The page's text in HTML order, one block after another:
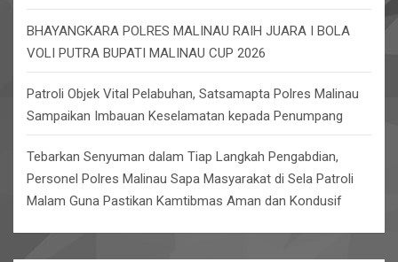
BHAYANGKARA POLRES MALINAU RAIH JUARA I BOLA
VOLI PUTRA BUPATI MALINAU CUP 2026
Patroli Objek Vital Pelabuhan, Satsamapta Polres Malinau
Sampaikan Imbauan Keselamatan kepada Penumpang
Tebarkan Senyuman dalam Tiap Langkah Pengabdian,
Personel Polres Malinau Sapa Masyarakat di Sela Patroli
Malam Guna Pastikan Kamtibmas Aman dan Kondusif